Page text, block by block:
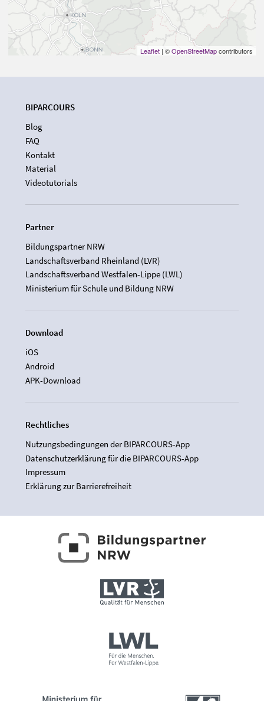
Leaflet | ©OpenStreetMapcontributors
BIPARCOURS
Blog
FAQ
Kontakt
Material
Videotutorials
Partner
Bildungspartner NRW
Landschaftsverband Rheinland (LVR)
Landschaftsverband Westfalen-Lippe (LWL)
Ministerium für Schule und Bildung NRW
Download
iOS
Android
APK-Download
Rechtliches
Nutzungsbedingungen der BIPARCOURS-App
Datenschutzerklärung für die BIPARCOURS-App
Impressum
Erklärung zur Barrierefreiheit